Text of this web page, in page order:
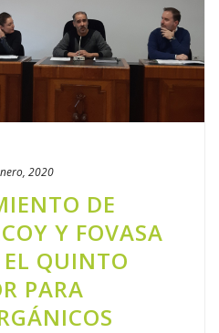
cookies para enviar
de servicios con los
servicio para el que es
son:
2020
DE
Y FOVASA
QUINTO
PARA